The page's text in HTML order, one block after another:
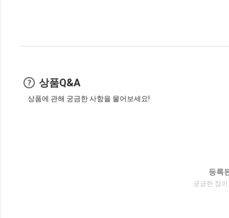
상품Q&A
상품에 관해 궁금한 사항을 물어보세요!
등록
궁금한 점